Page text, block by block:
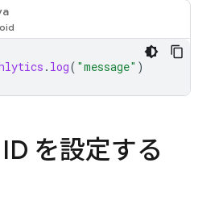
. log( "message" )
を設定する